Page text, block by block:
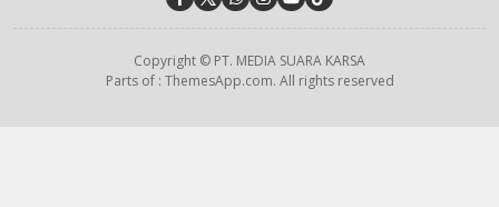
Copyright © PT. MEDIA SUARA KARSA
Parts of : ThemesApp.com. All rights reserved